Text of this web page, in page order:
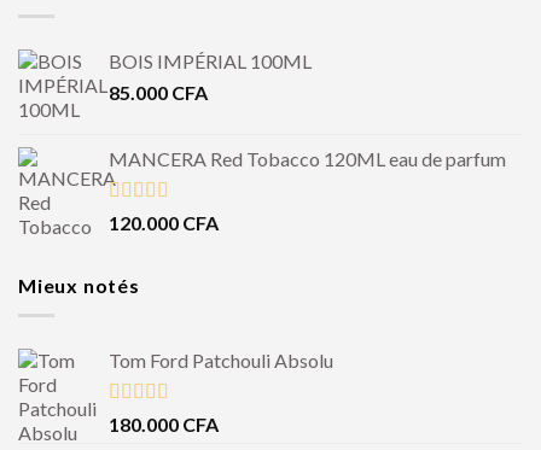
BOIS IMPÉRIAL 100ML
85.000 CFA
MANCERA Red Tobacco 120ML eau de parfum
Note4.50
120.000 CFA
Mieux notés
Tom Ford Patchouli Absolu
Note5.00
180.000 CFA